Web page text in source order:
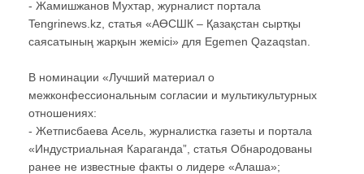
- Жамишжанов Мухтар, журналист портала
Tengrinews.kz, статья «АӨСШК – Қазақстан сыртқы
саясатының жарқын жемісі» для Egemen Qazaqstan.
В номинации «Лучший материал о
межконфессиональным согласии и мультикультурных
отношениях:
- Жетписбаева Асель, журналистка газеты и портала
«Индустриальная Караганда”, статья Обнародованы
ранее не известные факты о лидере «Алаша»;